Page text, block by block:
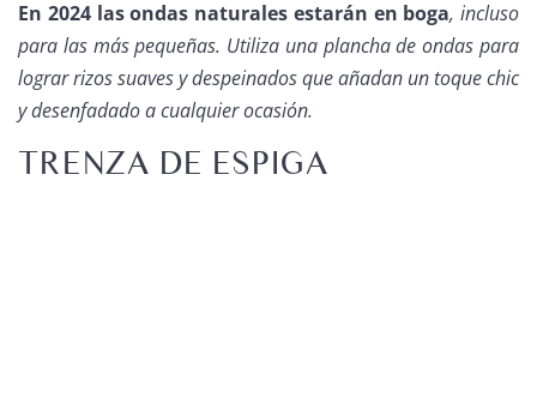
En 2024 las ondas naturales estarán en boga, incluso
para las más pequeñas. Utiliza una plancha de ondas para
lograr rizos suaves y despeinados que añadan un toque chic
y desenfadado a cualquier ocasión.
TRENZA DE ESPIGA